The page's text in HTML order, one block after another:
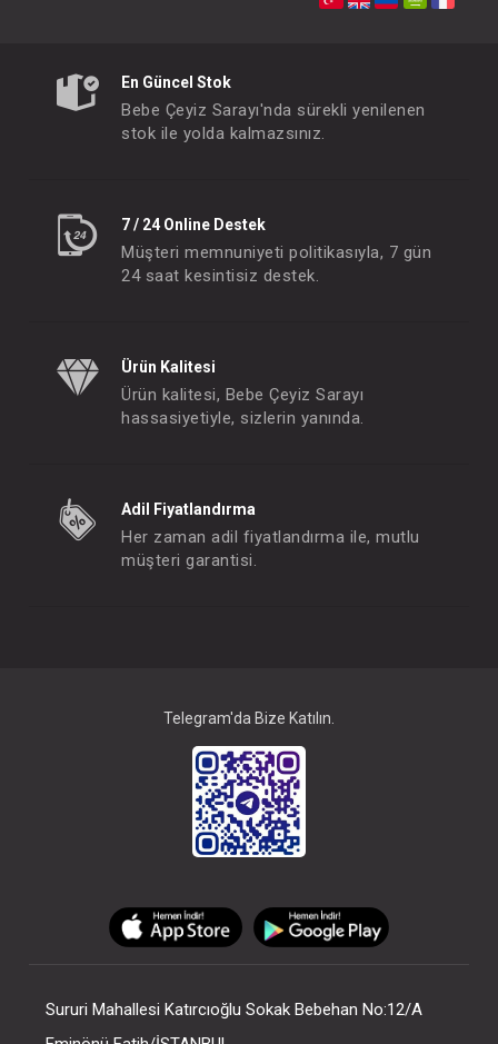
En Güncel Stok
Bebe Çeyiz Sarayı'nda sürekli yenilenen
stok ile yolda kalmazsınız.
7 / 24 Online Destek
Müşteri memnuniyeti politikasıyla, 7 gün
24 saat kesintisiz destek.
Ürün Kalitesi
Ürün kalitesi, Bebe Çeyiz Sarayı
hassasiyetiyle, sizlerin yanında.
Adil Fiyatlandırma
Her zaman adil fiyatlandırma ile, mutlu
müşteri garantisi.
Telegram'da Bize Katılın.
Sururi Mahallesi Katırcıoğlu Sokak Bebehan No:12/A